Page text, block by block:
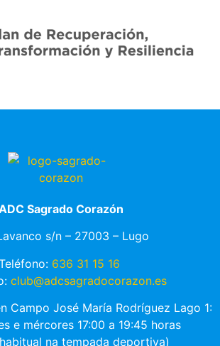
Sagrado Corazón
s/n – 27003 – Lugo
636 31 15 16
club@adcsagradocorazon.es
Campo José María Rodríguez Lago 1:
e mércores 17:00 a 19:45 horas
na tempada deportiva)